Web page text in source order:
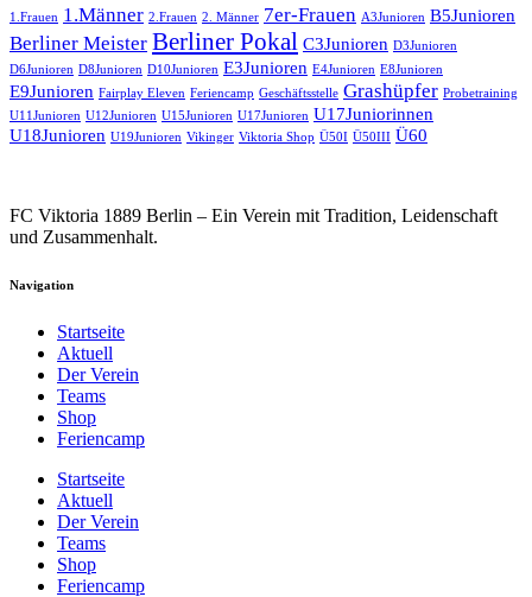
1.Frauen 1.Männer 2.Frauen 2. Männer 7er-Frauen A3Junioren B5Junioren
Berliner Meister Berliner Pokal C3Junioren D3Junioren
D6Junioren D8Junioren D10Junioren E3Junioren E4Junioren E8Junioren
E9Junioren Fairplay Eleven Feriencamp Geschäftsstelle Grashüpfer Probetraining
U11Junioren U12Junioren U15Junioren U17Junioren U17Juniorinnen
U18Junioren U19Junioren Vikinger Viktoria Shop Ü50I Ü50III Ü60
FC Viktoria 1889 Berlin – Ein Verein mit Tradition, Leidenschaft
und Zusammenhalt.
Navigation
Startseite
Aktuell
Der Verein
Teams
Shop
Feriencamp
Startseite
Aktuell
Der Verein
Teams
Shop
Feriencamp